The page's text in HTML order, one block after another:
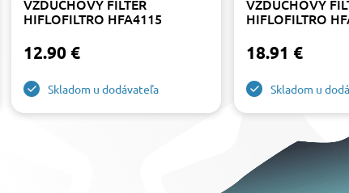
VZDUCHOVÝ FILTER
HIFLOFILTRO HFA4115
12.90 €
Skladom u dodávateľa
VZDUCHOVÝ
HIFLOFILTRO
18.91 €
Skladom u